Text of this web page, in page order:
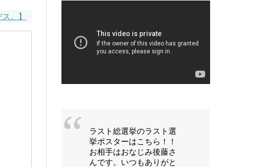
。】
ラスト総選挙のラスト選
挙ポスターはこちら！！
お相手はおなじみ後藤さ
んです。いつもありがと